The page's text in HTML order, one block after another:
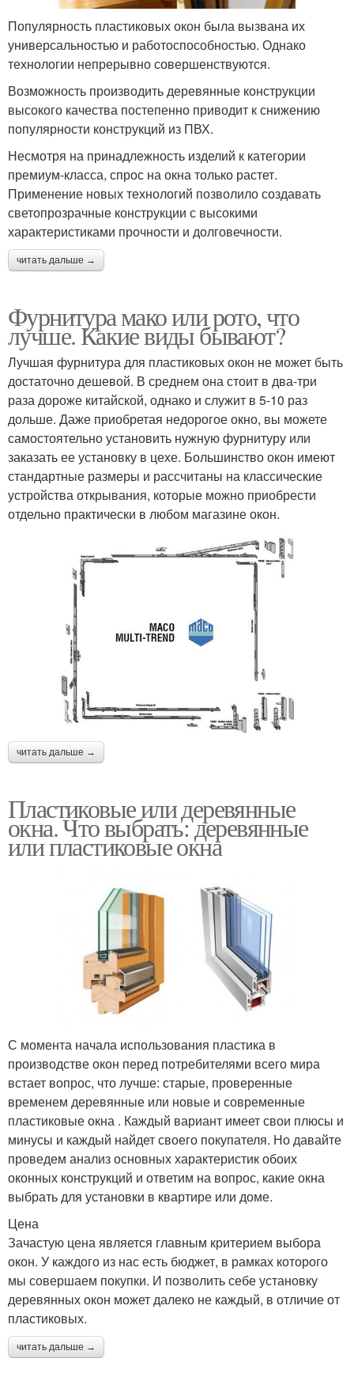
Популярность пластиковых окон была вызвана их
универсальностью и работоспособностью. Однако
технологии непрерывно совершенствуются.
Возможность производить деревянные конструкции
высокого качества постепенно приводит к снижению
популярности конструкций из ПВХ.
Несмотря на принадлежность изделий к категории
премиум-класса, спрос на окна только растет.
Применение новых технологий позволило создавать
светопрозрачные конструкции с высокими
характеристиками прочности и долговечности.
читать дальше →
Фурнитура мако или рото, что
лучше. Какие виды бывают?
Лучшая фурнитура для пластиковых окон не может быть
достаточно дешевой. В среднем она стоит в два-три
раза дороже китайской, однако и служит в 5-10 раз
дольше. Даже приобретая недорогое окно, вы можете
самостоятельно установить нужную фурнитуру или
заказать ее установку в цехе. Большинство окон имеют
стандартные размеры и рассчитаны на классические
устройства открывания, которые можно приобрести
отдельно практически в любом магазине окон.
читать дальше →
Пластиковые или деревянные
окна. Что выбрать: деревянные
или пластиковые окна
С момента начала использования пластика в
производстве окон перед потребителями всего мира
встает вопрос, что лучше: старые, проверенные
временем деревянные или новые и современные
пластиковые окна . Каждый вариант имеет свои плюсы и
минусы и каждый найдет своего покупателя. Но давайте
проведем анализ основных характеристик обоих
оконных конструкций и ответим на вопрос, какие окна
выбрать для установки в квартире или доме.
Цена
Зачастую цена является главным критерием выбора
окон. У каждого из нас есть бюджет, в рамках которого
мы совершаем покупки. И позволить себе установку
деревянных окон может далеко не каждый, в отличие от
пластиковых.
читать дальше →